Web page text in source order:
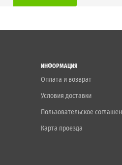
ИНФОРМАЦИЯ
Оплата и возврат
Условия доставки
Пользовательское
Карта проезда